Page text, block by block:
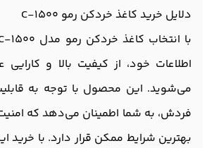
دلایل خرید کاغذ خردکن رمو C-1500
اطلاعات خود، از کیفیت بالا و کارایی
می‌شوید. این محصول با توجه به
فردش، به شما اطمینان می‌دهد که
بهترین شرایط ممکن قرار دارد. با خرید